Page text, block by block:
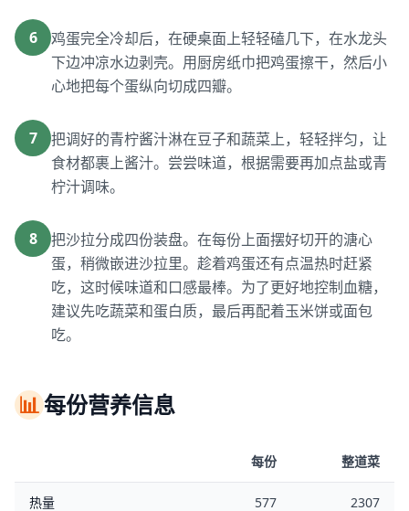
6
鸡蛋完全冷却后，在硬桌面上轻轻磕几下，在水龙头
下边冲凉水边剥壳。用厨房纸巾把鸡蛋擦干，然后小
心地把每个蛋纵向切成四瓣。
7
把调好的青柠酱汁淋在豆子和蔬菜上，轻轻拌匀，让
食材都裹上酱汁。尝尝味道，根据需要再加点盐或青
柠汁调味。
8
把沙拉分成四份装盘。在每份上面摆好切开的溏心
蛋，稍微嵌进沙拉里。趁着鸡蛋还有点温热时赶紧
吃，这时候味道和口感最棒。为了更好地控制血糖，
建议先吃蔬菜和蛋白质，最后再配着玉米饼或面包
吃。
📊每份营养信息
每份 整道菜
热量 577 2307